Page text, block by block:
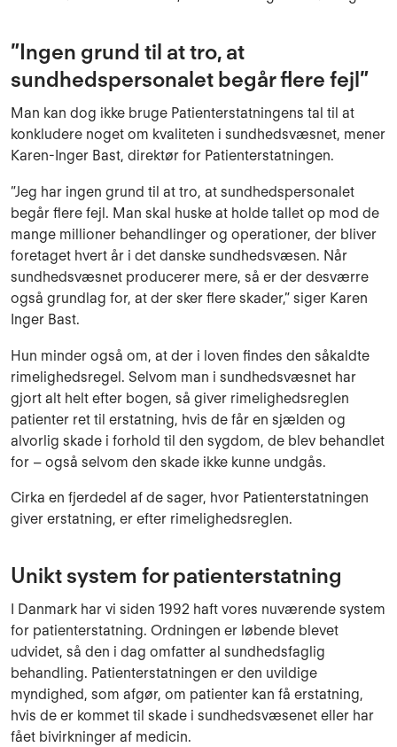
”Ingen grund til at tro, at
sundhedspersonalet begår flere fejl”
Man kan dog ikke bruge Patienterstatningens tal til at
konkludere noget om kvaliteten i sundhedsvæsnet, mener
Karen-Inger Bast, direktør for Patienterstatningen.
”Jeg har ingen grund til at tro, at sundhedspersonalet
begår flere fejl. Man skal huske at holde tallet op mod de
mange millioner behandlinger og operationer, der bliver
foretaget hvert år i det danske sundhedsvæsen. Når
sundhedsvæsnet producerer mere, så er der desværre
også grundlag for, at der sker flere skader,” siger Karen
Inger Bast.
Hun minder også om, at der i loven findes den såkaldte
rimelighedsregel. Selvom man i sundhedsvæsnet har
gjort alt helt efter bogen, så giver rimelighedsreglen
patienter ret til erstatning, hvis de får en sjælden og
alvorlig skade i forhold til den sygdom, de blev behandlet
for – også selvom den skade ikke kunne undgås.
Cirka en fjerdedel af de sager, hvor Patienterstatningen
giver erstatning, er efter rimelighedsreglen.
Unikt system for patienterstatning
I Danmark har vi siden 1992 haft vores nuværende system
for patienterstatning. Ordningen er løbende blevet
udvidet, så den i dag omfatter al sundhedsfaglig
behandling. Patienterstatningen er den uvildige
myndighed, som afgør, om patienter kan få erstatning,
hvis de er kommet til skade i sundhedsvæsenet eller har
fået bivirkninger af medicin.